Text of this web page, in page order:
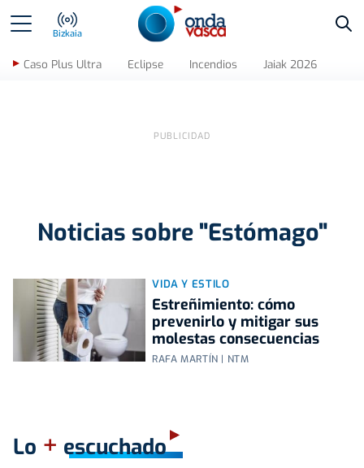
Bizkaia
Caso Plus Ultra Eclipse Incendios Jaiak 2026
Noticias sobre "Estómago"
VIDA Y ESTILO
Estreñimiento: cómo
prevenirlo y mitigar sus
molestas consecuencias
RAFA MARTÍN | NTM
Lo + escuchado